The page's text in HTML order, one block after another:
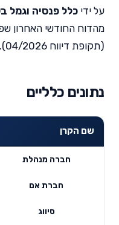
על ידי כלל פנסיה וגמל
מהדוח החודשי האחרון
(תקופת דיווח 04/2026).
נתונים כלליים
שם הקרן
חברה מנהלת
חברת אם
סיווג